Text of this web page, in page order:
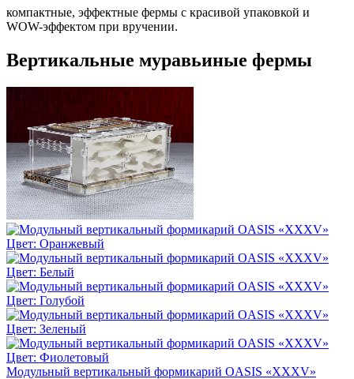
компактные, эффектные фермы с красивой упаковкой и
WOW-эффектом при вручении.
Вертикальные муравьиные фермы
Модульный вертикальный формикарий OASIS «XXXV»